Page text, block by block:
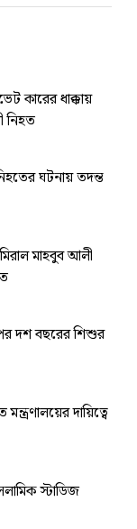
কারের ধাক্কায়
নিহত
ঘটনায় তদন্ত
মাহবুব আলী
দশ বছরের শিশুর
দায়িত্বে
স্টাডিজ